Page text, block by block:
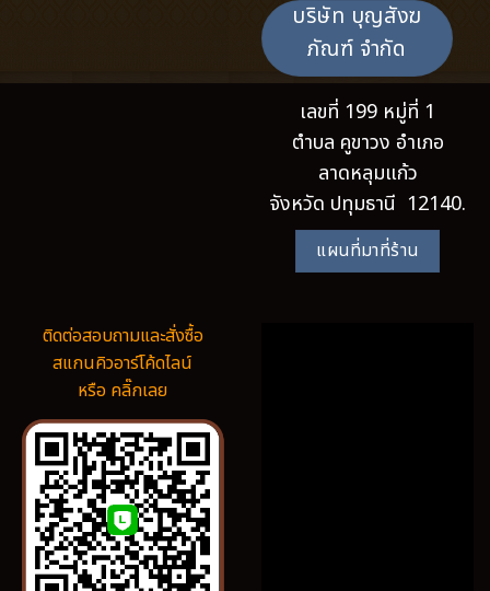
บริษัท บุญสังฆ
ภัณฑ์ จำกัด
เลขที่ 199 หมู่ที่ 1
ตำบล คูขาวง อำเภอ
ลาดหลุมแก้ว
จังหวัด ปทุมธานี 12140.
แผนที่มาที่ร้าน
ติดต่อสอบถามและสั่งซื้อ
สแกนคิวอาร์โค้ดไลน์
หรือ คลิ๊กเลย